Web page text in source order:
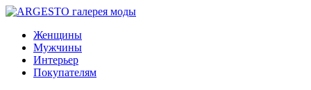
Женщины
Мужчины
Интерьер
Покупателям